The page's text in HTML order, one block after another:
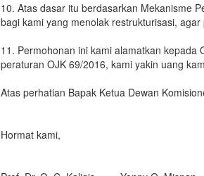
10. Atas dasar itu berdasarkan Mekanisme
bagi kami yang menolak restrukturisasi,
11. Permohonan ini kami alamatkan
peraturan OJK 69/2016, kami yakin uang
Atas perhatian Bapak Ketua Dewan
Hormat kami,